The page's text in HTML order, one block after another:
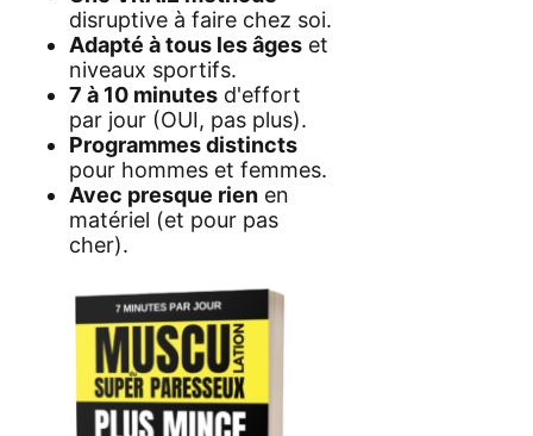
disruptive à faire chez soi.
Adapté à tous les âges et
niveaux sportifs.
7 à 10 minutes d'effort
par jour (OUI, pas plus).
Programmes distincts
pour hommes et femmes.
Avec presque rien en
matériel (et pour pas
cher).